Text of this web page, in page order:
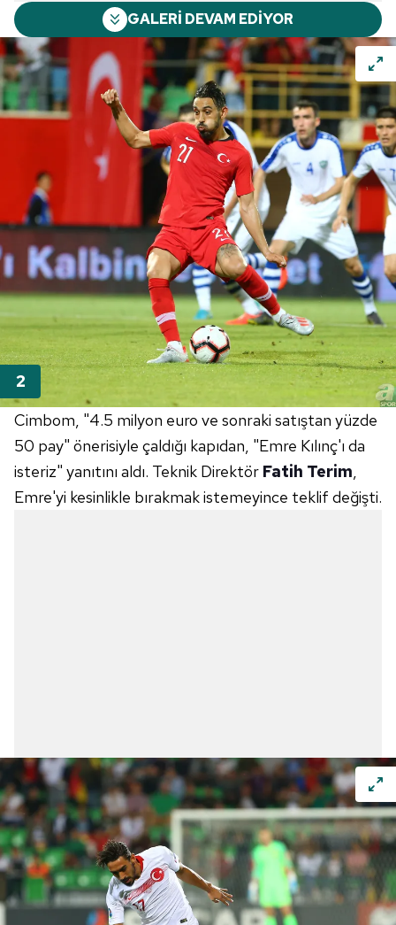
GALERİ DEVAM EDİYOR
Cimbom, "4.5 milyon euro ve sonraki satıştan yüzde
50 pay" önerisiyle çaldığı kapıdan, "Emre Kılınç'ı da
isteriz" yanıtını aldı. Teknik Direktör Fatih Terim,
Emre'yi kesinlikle bırakmak istemeyince teklif değişti.